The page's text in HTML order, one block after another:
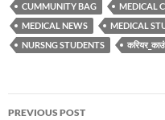
CUMMUNITY BAG MEDICAL
MEDICAL NEWS
MEDICAL
NURSNG STUDENTS
Post
PREVIOUS POST